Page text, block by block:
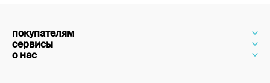
покупателям
сервисы
о нас